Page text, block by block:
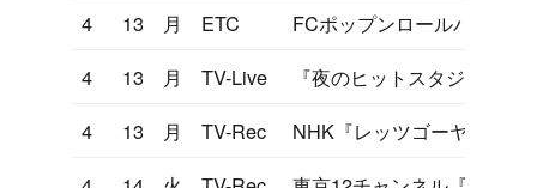
4 13 月 ETC
FCポップンロールパーテ
4
13 月 TV-Live
『夜のヒットスタジオ』リ
4
13 月 TV-Rec
NHK『レッツゴーヤング』